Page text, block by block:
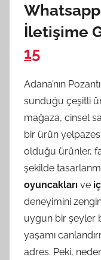
İletişime
15
Adana’nın
sunduğu çeşitli
mağaza, cinsel
bir ürün
olduğu ürünler,
şekilde
oyuncakları ve
deneyimini
uygun bir şeyler
yaşamı
adres. Peki,